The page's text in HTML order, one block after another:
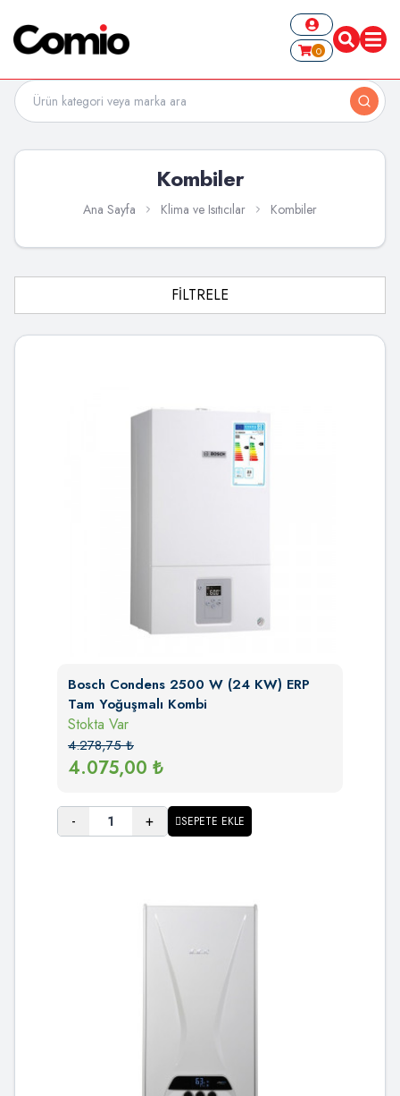
0
Kombiler
Ana Sayfa Klima ve Isıtıcılar Kombiler
FİLTRELE
Bosch Condens 2500 W (24 KW) ERP
Tam Yoğuşmalı Kombi
Stokta Var
4.278,75₺
4.075,00 ₺
- + SEPETE EKLE